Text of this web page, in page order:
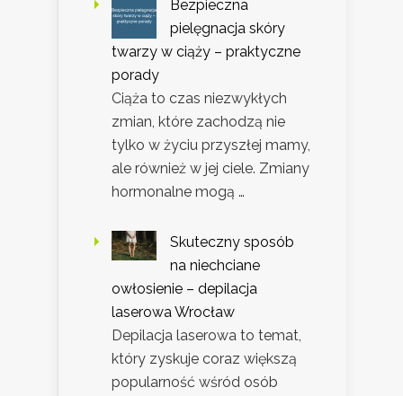
Bezpieczna
pielęgnacja skóry
twarzy w ciąży – praktyczne
porady
Ciąża to czas niezwykłych
zmian, które zachodzą nie
tylko w życiu przyszłej mamy,
ale również w jej ciele. Zmiany
hormonalne mogą …
Skuteczny sposób
na niechciane
owłosienie – depilacja
laserowa Wrocław
Depilacja laserowa to temat,
który zyskuje coraz większą
popularność wśród osób